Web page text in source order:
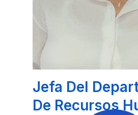
Jefa Del
De Recursos